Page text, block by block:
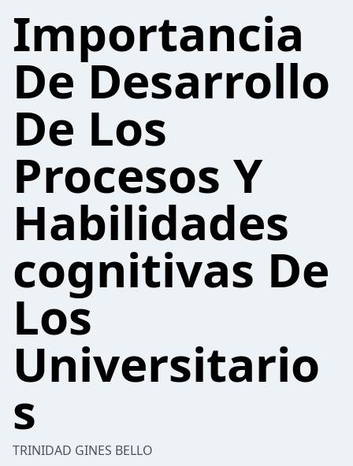
Importancia
De Desarrollo
De Los
Procesos Y
Habilidades
cognitivas De
Los
Universitario
s
TRINIDAD GINES BELLO